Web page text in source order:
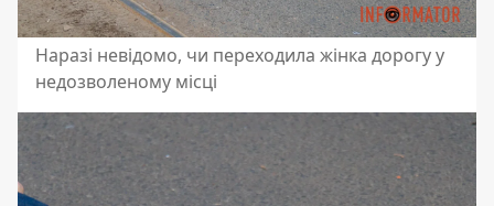
Наразі невідомо, чи переходила жінка дорогу у
недозволеному місці